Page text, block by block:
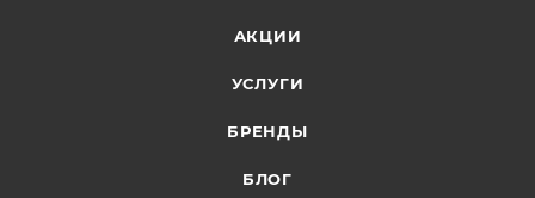
АКЦИИ
УСЛУГИ
БРЕНДЫ
БЛОГ